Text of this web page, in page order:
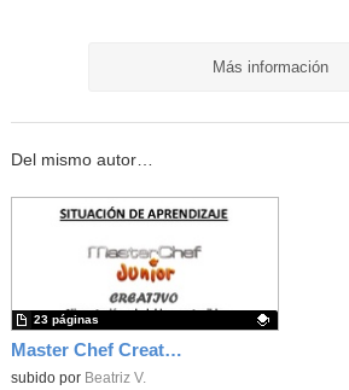
Más información
Del mismo autor…
Master Chef Creativo Saludable y Sostenible - 3ESO - Situación Aprendizaje
Contenido educativo.
subido por Beatriz V.
23 páginas